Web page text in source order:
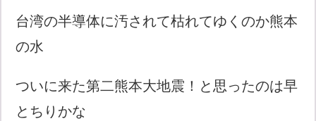
台湾の半導体に汚されて枯れてゆくのか熊本
の水
ついに来た第二熊本大地震！と思ったのは早
とちりかな